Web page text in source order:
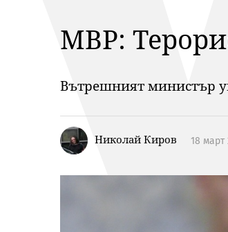
МВР:
Вътрешният министър
Николай Киров 18 март